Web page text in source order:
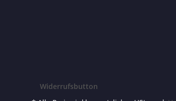
Widerrufsbutton